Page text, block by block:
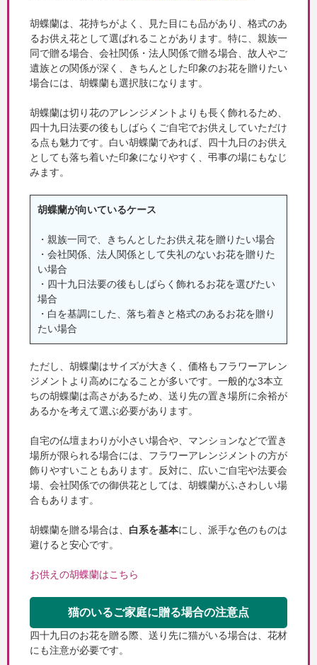
胡蝶蘭は、花持ちがよく、見た目にも品があり、格式のあ
るお供え花として選ばれることがあります。特に、親族一
同で贈る場合、会社関係・法人関係で贈る場合、故人やご
遺族との関係が深く、きちんとした印象のお花を贈りたい
場合には、胡蝶蘭も選択肢になります。
胡蝶蘭は切り花のアレンジメントよりも長く飾れるため、
四十九日法要の後もしばらくご自宅でお供えしていただけ
る点も魅力です。白い胡蝶蘭であれば、四十九日のお供え
としても落ち着いた印象になりやすく、弔事の場にもなじ
みます。
胡蝶蘭が向いているケース
・親族一同で、きちんとしたお供え花を贈りたい場合
・会社関係、法人関係として失礼のないお花を贈りた
い場合
・四十九日法要の後もしばらく飾れるお花を選びたい
場合
・白を基調にした、落ち着きと格式のあるお花を贈り
たい場合
ただし、胡蝶蘭はサイズが大きく、価格もフラワーアレン
ジメントより高めになることが多いです。一般的な3本立
ちの胡蝶蘭は高さがあるため、送り先の置き場所に余裕が
あるかを考えて選ぶ必要があります。
自宅の仏壇まわりが小さい場合や、マンションなどで置き
場所が限られる場合には、フラワーアレンジメントの方が
飾りやすいこともあります。反対に、広いご自宅や法要会
場、会社関係での御供花としては、胡蝶蘭がふさわしい場
合もあります。
胡蝶蘭を贈る場合は、 白系を基本にし、派手な色のものは
避けると安心です。
お供えの胡蝶蘭はこちら
猫のいるご家庭に贈る場合の注意点
四十九日のお花を贈る際、送り先に猫がいる場合は、花材
にも注意が必要です。